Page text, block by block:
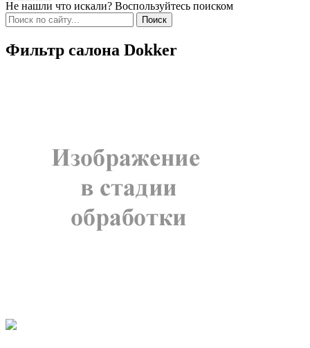
Не нашли что искали? Воспользуйтесь поиском
Фильтр салона Dokker